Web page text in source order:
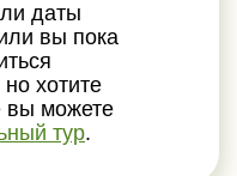
даты
вы пока
хотите
вы можете
тур.